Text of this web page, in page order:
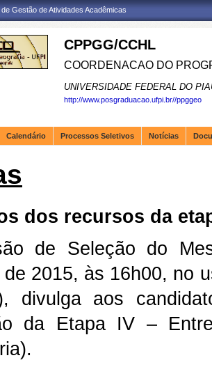
Gestão de Atividades Acadêmicas
CPPGG/CCHL
COORDENACAO DO
UNIVERSIDADE FEDERAL DO
http://www.posgraduacao.ufpi.br//ppggeo
Calendário Processos Seletivos Notícias
dos recursos da
de Seleção do
de 2015, às 16h00, no
divulga aos
da Etapa IV –